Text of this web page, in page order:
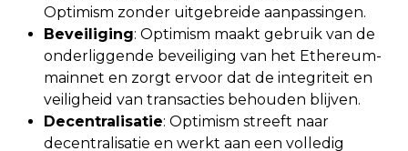
Optimism zonder uitgebreide aanpassingen.
Beveiliging: Optimism maakt gebruik van de
onderliggende beveiliging van het Ethereum-
mainnet en zorgt ervoor dat de integriteit en
veiligheid van transacties behouden blijven.
Decentralisatie: Optimism streeft naar
decentralisatie en werkt aan een volledig